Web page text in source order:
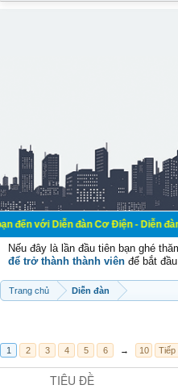
đàn Cơ Điện - Diễn đàn Cơ điện
Nếu đây là lần đầu tiên bạn ghé
để trở thành thành viên để bắt
Trang chủ Diễn đàn
1 2 3 4 5 6 → 10 Tiếp
TIÊU ĐỀ